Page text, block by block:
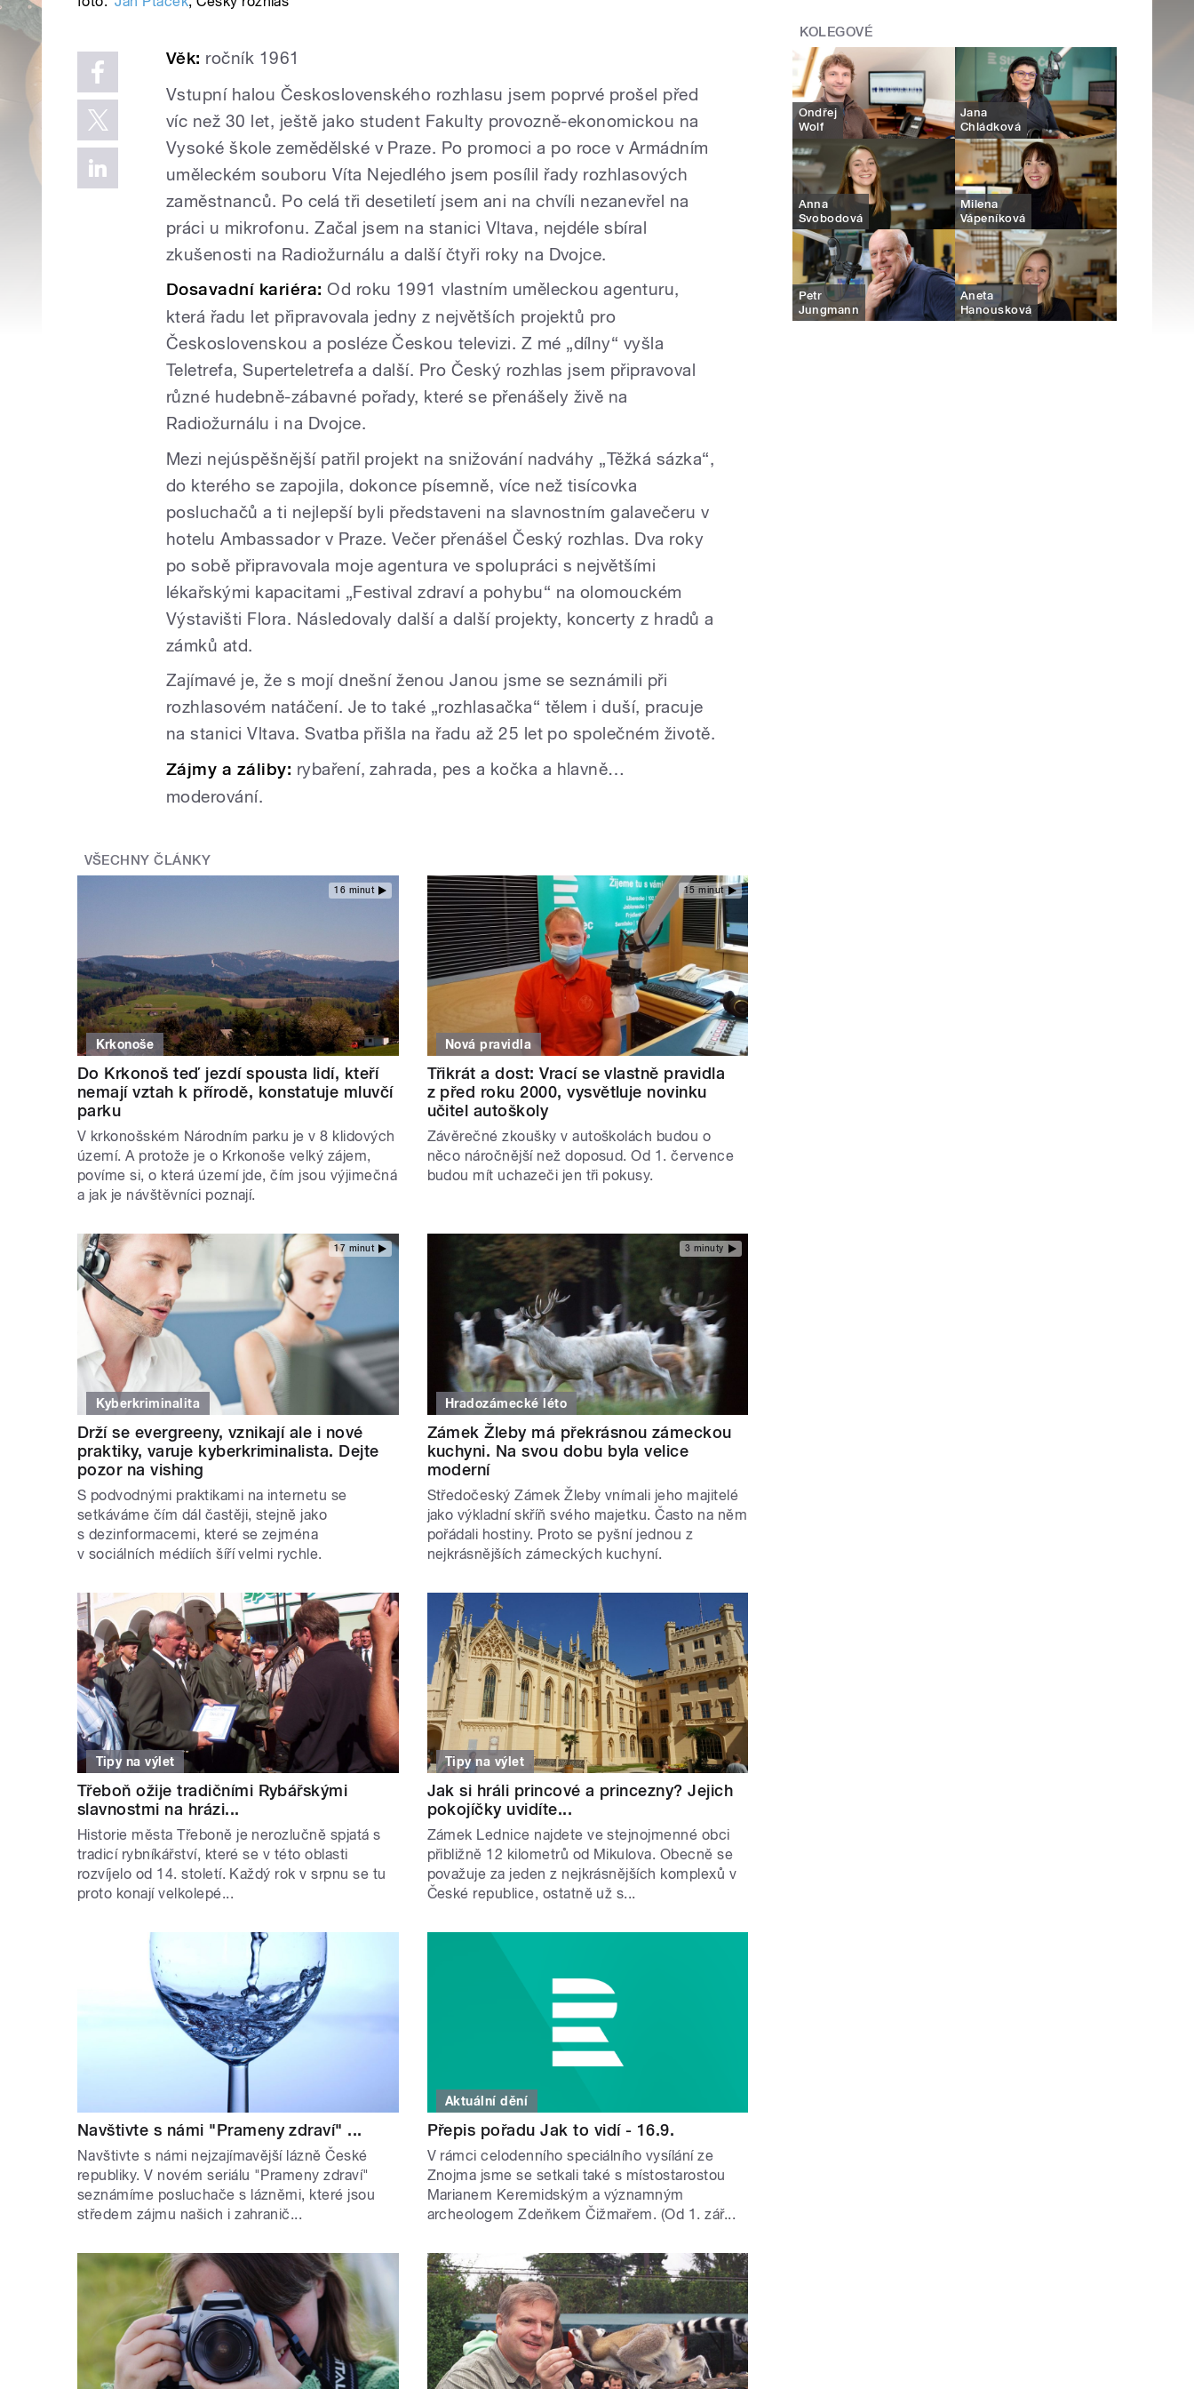
Věk: ročník 1961
Vstupní halou Československého rozhlasu jsem poprvé prošel před
víc než 30 let, ještě jako student Fakulty provozně-ekonomickou na
Vysoké škole zemědělské v Praze. Po promoci a po roce v Armádním
uměleckém souboru Víta Nejedlého jsem posílil řady rozhlasových
zaměstnanců. Po celá tři desetiletí jsem ani na chvíli nezanevřel na
práci u mikrofonu. Začal jsem na stanici Vltava, nejdéle sbíral
zkušenosti na Radiožurnálu a další čtyři roky na Dvojce.
Dosavadní kariéra: Od roku 1991 vlastním uměleckou agenturu,
která řadu let připravovala jedny z největších projektů pro
Československou a posléze Českou televizi. Z mé „dílny“ vyšla
Teletrefa, Superteletrefa a další. Pro Český rozhlas jsem připravoval
různé hudebně-zábavné pořady, které se přenášely živě na
Radiožurnálu i na Dvojce.
Mezi nejúspěšnější patřil projekt na snižování nadváhy „Těžká sázka“,
do kterého se zapojila, dokonce písemně, více než tisícovka
posluchačů a ti nejlepší byli představeni na slavnostním galavečeru v
hotelu Ambassador v Praze. Večer přenášel Český rozhlas. Dva roky
po sobě připravovala moje agentura ve spolupráci s největšími
lékařskými kapacitami „Festival zdraví a pohybu“ na olomouckém
Výstavišti Flora. Následovaly další a další projekty, koncerty z hradů a
zámků atd.
Zajímavé je, že s mojí dnešní ženou Janou jsme se seznámili při
rozhlasovém natáčení. Je to také „rozhlasačka“ tělem i duší, pracuje
na stanici Vltava. Svatba přišla na řadu až 25 let po společném životě.
Zájmy a záliby: rybaření, zahrada, pes a kočka a hlavně…
moderování.
VŠECHNY ČLÁNKY
16 minut
Krkonoše
Do Krkonoš teď jezdí spousta lidí, kteří
nemají vztah k přírodě, konstatuje mluvčí
parku
V krkonošském Národním parku je v 8 klidových
území. A protože je o Krkonoše velký zájem,
povíme si, o která území jde, čím jsou výjimečná
a jak je návštěvníci poznají.
15 minut
Nová pravidla
Třikrát a dost: Vrací se vlastně pravidla
z před roku 2000, vysvětluje novinku
učitel autoškoly
Závěrečné zkoušky v autoškolách budou o
něco náročnější než doposud. Od 1. července
budou mít uchazeči jen tři pokusy.
17 minut
Kyberkriminalita
Drží se evergreeny, vznikají ale i nové
praktiky, varuje kyberkriminalista. Dejte
pozor na vishing
S podvodnými praktikami na internetu se
setkáváme čím dál častěji, stejně jako
s dezinformacemi, které se zejména
v sociálních médiích šíří velmi rychle.
3 minuty
Hradozámecké léto
Zámek Žleby má překrásnou zámeckou
kuchyni. Na svou dobu byla velice
moderní
Středočeský Zámek Žleby vnímali jeho majitelé
jako výkladní skříň svého majetku. Často na něm
pořádali hostiny. Proto se pyšní jednou z
nejkrásnějších zámeckých kuchyní.
Tipy na výlet
Třeboň ožije tradičními Rybářskými
slavnostmi na hrázi...
Historie města Třeboně je nerozlučně spjatá s
tradicí rybníkářství, které se v této oblasti
rozvíjelo od 14. století. Každý rok v srpnu se tu
proto konají velkolepé...
Tipy na výlet
Jak si hráli princové a princezny? Jejich
pokojíčky uvidíte...
Zámek Lednice najdete ve stejnojmenné obci
přibližně 12 kilometrů od Mikulova. Obecně se
považuje za jeden z nejkrásnějších komplexů v
České republice, ostatně už s...
Navštivte s námi "Prameny zdraví" ...
Navštivte s námi nejzajímavější lázně České
republiky. V novém seriálu "Prameny zdraví"
seznámíme posluchače s lázněmi, které jsou
středem zájmu našich i zahranič...
Aktuální dění
Přepis pořadu Jak to vidí - 16.9.
V rámci celodenního speciálního vysílání ze
Znojma jsme se setkali také s místostarostou
Marianem Keremidským a významným
archeologem Zdeňkem Čižmařem. (Od 1. zář...
KOLEGOVÉ
Ondřej
Wolf
Jana
Chládková
Anna
Svobodová
Milena
Vápeníková
Petr
Jungmann
Aneta
Hanousková